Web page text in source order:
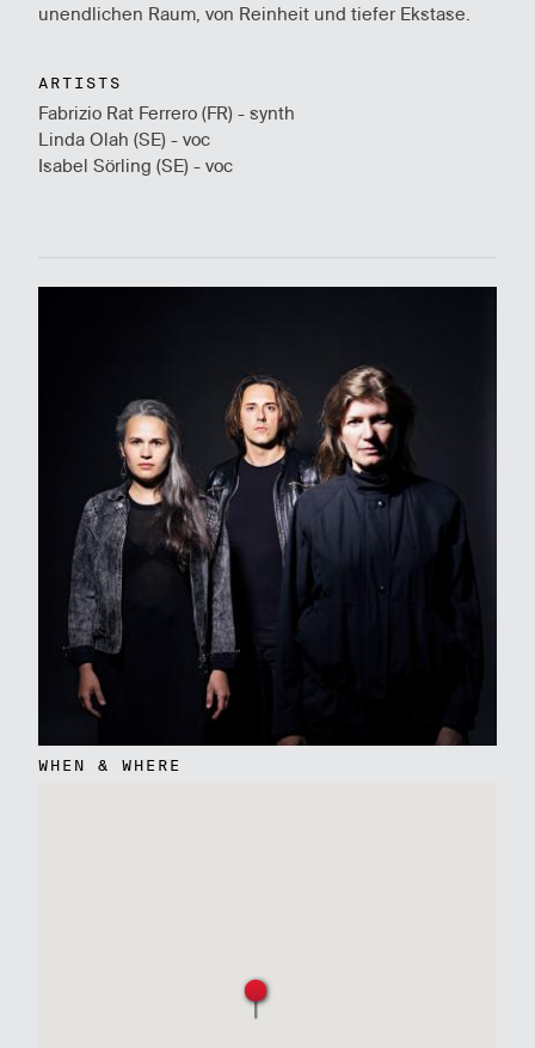
unendlichen Raum, von Reinheit und tiefer Ekstase.
ARTISTS
Fabrizio Rat Ferrero (FR) - synth
Linda Olah (SE) - voc
Isabel Sörling (SE) - voc
WHEN & WHERE